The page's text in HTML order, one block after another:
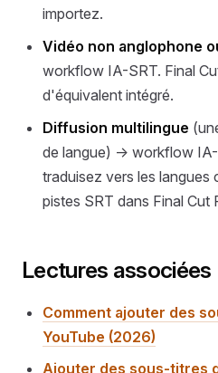
importez.
Vidéo non anglophone
workflow IA-SRT. Final
d'équivalent intégré.
Diffusion multilingue
de langue) → workflow IA-
traduisez vers les langues
pistes SRT dans Final Cut
Lectures associées
Comment ajouter des
YouTube (2026)
Ajouter des sous-titres